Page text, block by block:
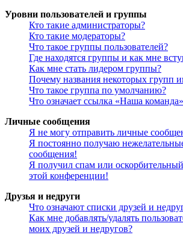
Уровни пользователей и группы
Кто такие администраторы?
Кто такие модераторы?
Что такое группы пользователей?
Где находятся группы и как мне
Как мне стать лидером группы?
Почему названия некоторых групп
Что такое группа по умолчанию?
Что означает ссылка «Наша
Личные сообщения
Я не могу отправить личные
Я постоянно получаю
сообщения!
Я получил спам или
этой конференции!
Друзья и недруги
Что означают списки друзей и
Как мне добавлять/удалять
моих друзей и недругов?